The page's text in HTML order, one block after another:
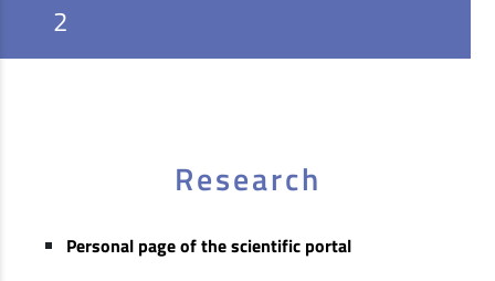
2
Research
Personal page of the scientific portal